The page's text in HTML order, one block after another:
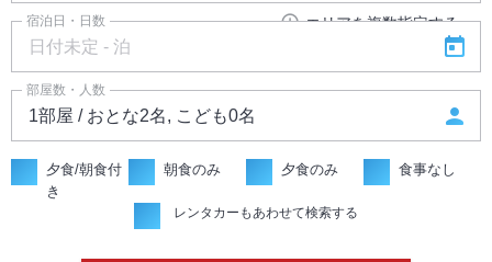
add_circle_outline エリアを複数指定する
宿泊日・日数
today
部屋数・人数
person
夕食/朝食付
き
朝食のみ 夕食のみ 食事なし
レンタカーもあわせて検索する